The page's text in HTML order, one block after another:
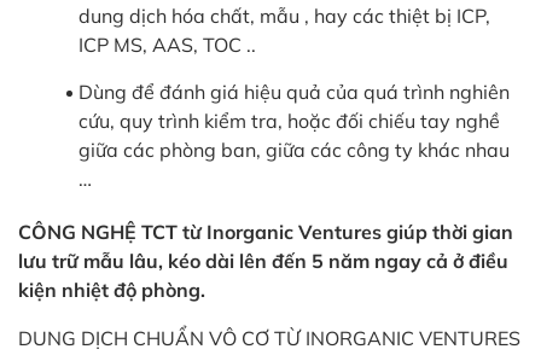
dung dịch hóa chất, mẫu , hay các thiệt bị ICP,
ICP MS, AAS, TOC ..
Dùng để đánh giá hiệu quả của quá trình nghiên
cứu, quy trình kiểm tra, hoặc đối chiếu tay nghề
giữa các phòng ban, giữa các công ty khác nhau
…
CÔNG NGHỆ TCT từ Inorganic Ventures giúp thời gian
lưu trữ mẫu lâu, kéo dài lên đến 5 năm ngay cả ở điều
kiện nhiệt độ phòng.
DUNG DỊCH CHUẨN VÔ CƠ TỪ INORGANIC VENTURES